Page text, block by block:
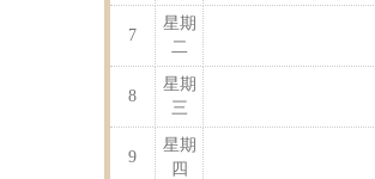
7
星期
二
8
星期
三
9
星期
四